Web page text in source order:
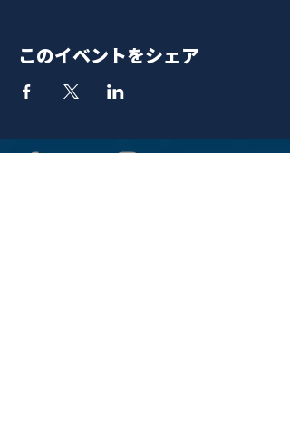
このイベントをシェア